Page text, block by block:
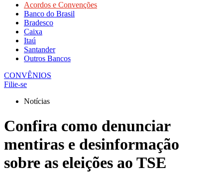
Acordos e Convenções
Banco do Brasil
Bradesco
Caixa
Itaú
Santander
Outros Bancos
CONVÊNIOS
Filie-se
Notícias
Confira como denunciar
mentiras e desinformação
sobre as eleições ao TSE